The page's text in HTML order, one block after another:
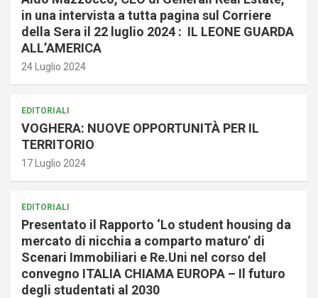
in una intervista a tutta pagina sul Corriere
della Sera il 22 luglio 2024 : IL LEONE GUARDA
ALL’AMERICA
24 Luglio 2024
EDITORIALI
VOGHERA: NUOVE OPPORTUNITÀ PER IL
TERRITORIO
17 Luglio 2024
EDITORIALI
Presentato il Rapporto ‘Lo student housing da
mercato di nicchia a comparto maturo’ di
Scenari Immobiliari e Re.Uni nel corso del
convegno ITALIA CHIAMA EUROPA – Il futuro
degli studentati al 2030